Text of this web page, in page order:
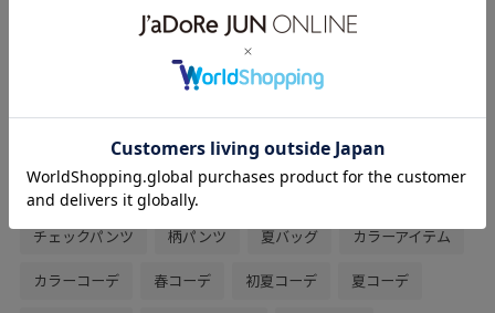
レビュー
柔らかくて軽い素材です。きちんとしたシ
ーンでも履けるパンプスです。
サマーニット カーディガンニット
チェックパンツ 柄パンツ 夏バッグ カラーアイテム
カラーコーデ 春コーデ 初夏コーデ 夏コーデ